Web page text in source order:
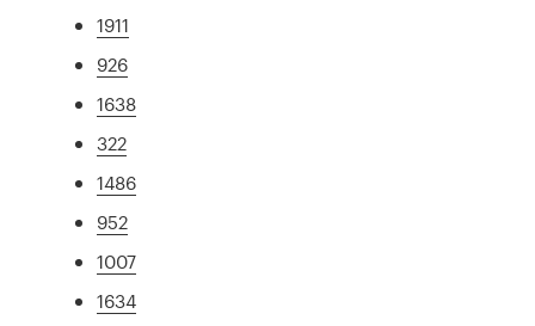
1911
926
1638
322
1486
952
1007
1634